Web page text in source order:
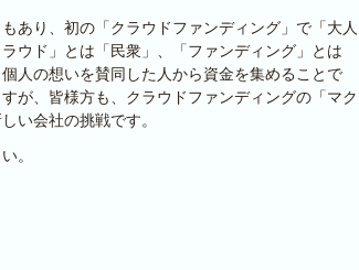
あり、初の「クラウドファンディング」で「大人
ウド」とは「民衆」、「ファンディング」とは
人の想いを賛同した人から資金を集めることで
が、皆様方も、クラウドファンディングの「マク
い会社の挑戦です。
。